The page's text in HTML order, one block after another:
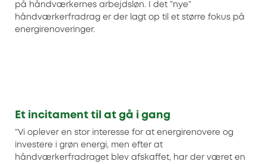
på håndværkernes arbejdsløn. I det ”nye”
håndværkerfradrag er der lagt op til et større fokus på
energirenoveringer.
Et incitament til at gå i gang
”Vi oplever en stor interesse for at energirenovere og
investere i grøn energi, men efter at
håndværkerfradraget blev afskaffet, har der været en